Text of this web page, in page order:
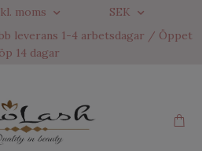
moms
SEK
leverans 1-4 arbetsdagar / Öppet
14 dagar